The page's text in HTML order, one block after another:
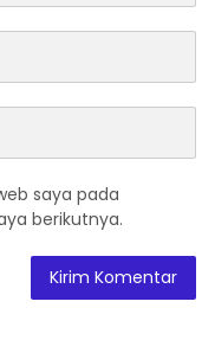
saya pada
berikutnya.